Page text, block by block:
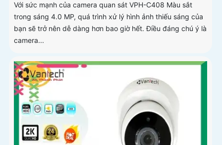
Với sức mạnh của camera quan sát VPH-C408 Màu sắt
trong sáng 4.0 MP, quá trình xử lý hình ảnh thiếu sáng của
bạn sẽ trở nên dễ dàng hơn bao giờ hết. Điều đáng chú ý là
camera...